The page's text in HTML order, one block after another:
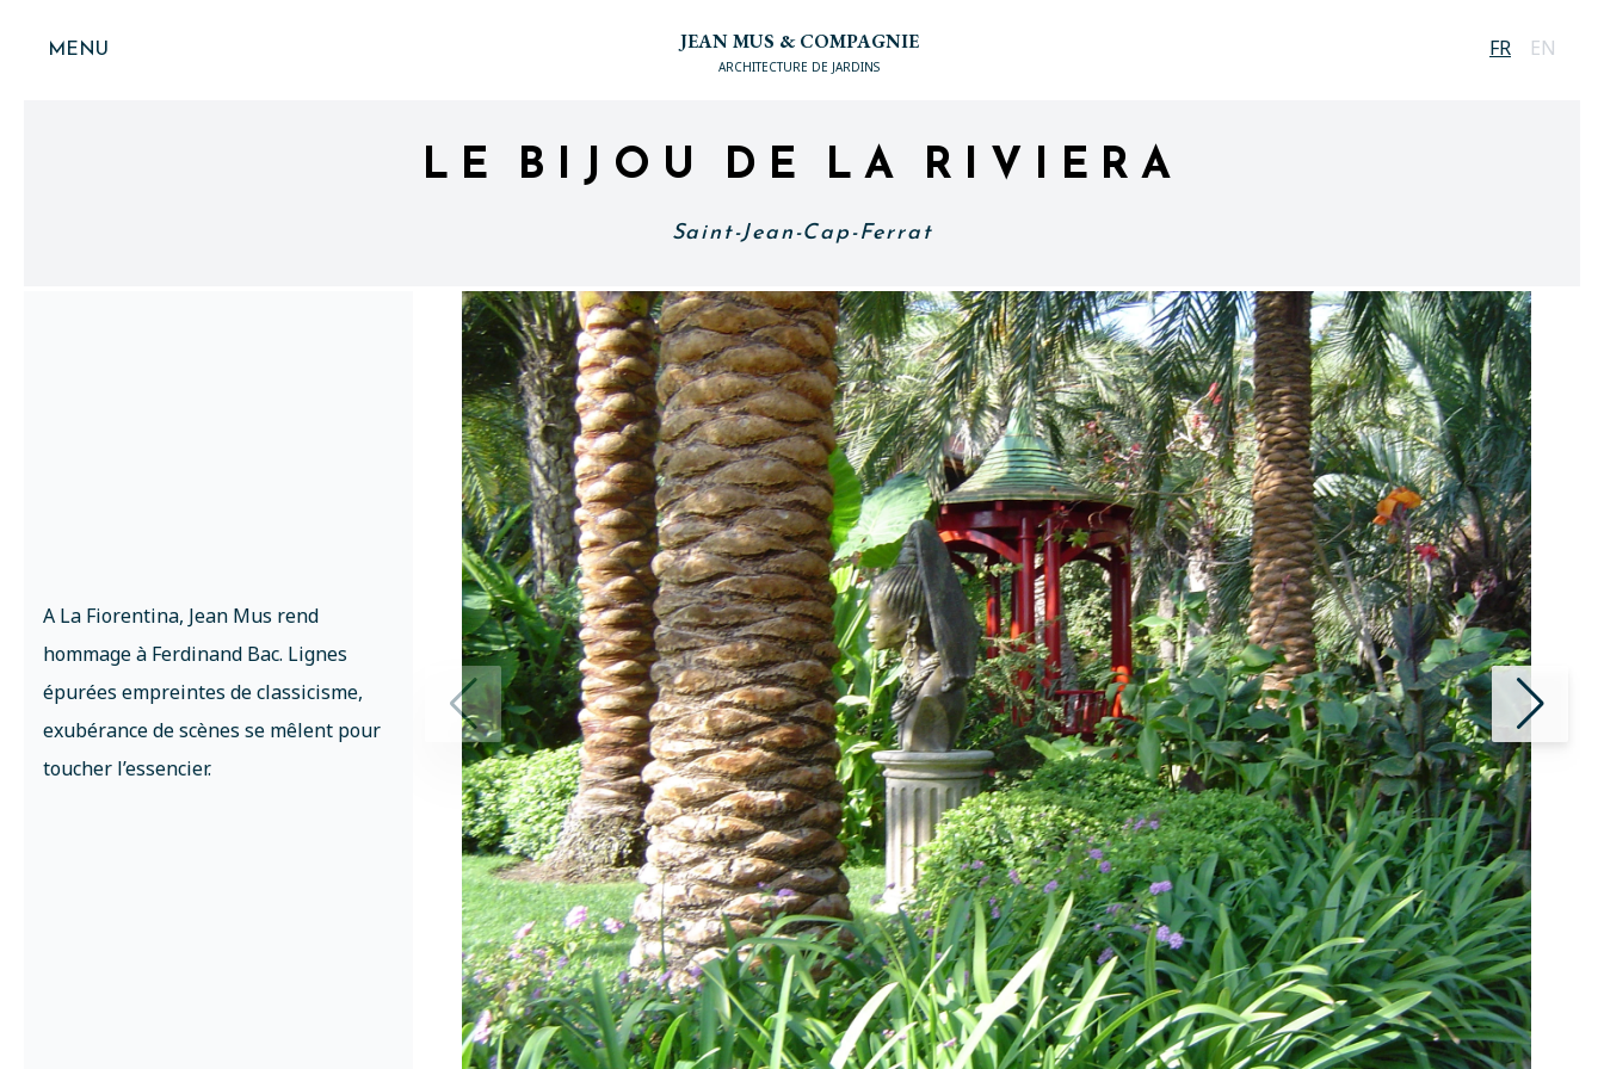
MENU JEAN MUS & COMPAGNIE
ARCHITECTURE DE JARDINS
FR EN
LE BIJOU DE LA RIVIERA
Saint-Jean-Cap-Ferrat
A La Fiorentina, Jean Mus rend
hommage à Ferdinand Bac. Lignes
épurées empreintes de classicisme,
exubérance de scènes se mêlent pour
toucher l’essencier.